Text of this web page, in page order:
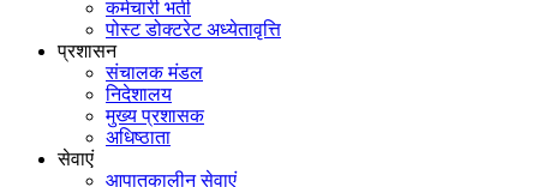
कर्मचारी भर्ती
पोस्‍ट डोक्‍टरेट अध्‍येतावृत्ति
प्रशासन
संचालक मंडल
निदेशालय
मुख्य प्रशासक
अधिष्ठाता
सेवाएं
आपातकालीन सेवाएं